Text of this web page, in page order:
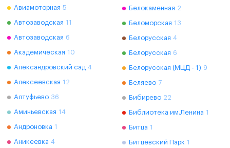
Авиамоторная 5
Автозаводская 11
Автозаводская 6
Академическая 10
Александровский сад 4
Алексеевская 12
Алтуфьево 36
Аминьевская 14
Андроновка 1
Аникеевка 4
Белокаменная 2
Беломорская 13
Белорусская 4
Белорусская 6
Белорусская (МЦД - 1) 9
Беляево 7
Бибирево 22
Библиотека им.Ленина 1
Битца 1
Битцевский Парк 1